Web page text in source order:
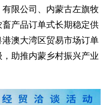
限公司、内蒙古左旗牧
产品订单式长期稳定供
澳大湾区贸易市场订单
助推内蒙乡村振兴产业